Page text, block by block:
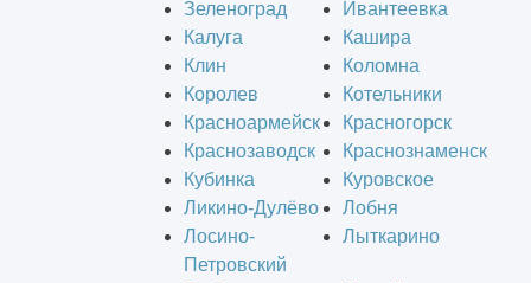
Зеленоград
Ивантеевка
Калуга
Кашира
Клин
Коломна
Королев
Котельники
Красноармейск
Красногорск
Краснозаводск
Краснознаменск
Кубинка
Куровское
Ликино-Дулёво
Лобня
Лосино-
Петровский
Лыткарино